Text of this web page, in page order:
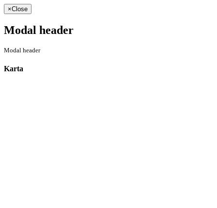
×Close
Modal header
Modal header
Karta